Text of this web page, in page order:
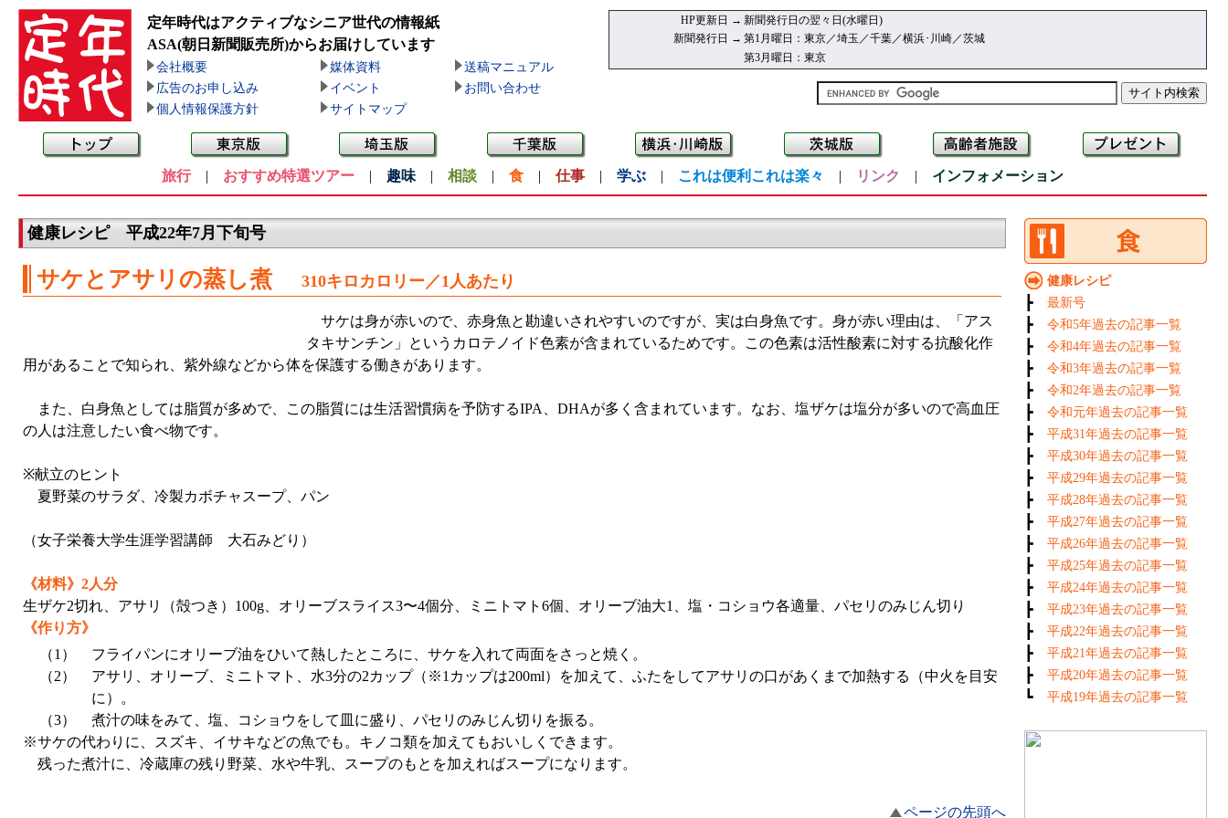
定年時代はアクティブなシニア世代の情報紙
ASA(朝日新聞販売所)からお届けしています
会社概要 媒体資料
送稿マニュアル
広告のお申し込み
イベント
お問い合わせ
個人情報保護方針
サイトマップ
HP更新日 → 新聞発行日の翌々日(水曜日)
新聞発行日 → 第1月曜日：東京／埼玉／千葉／横浜･川崎／茨城
第3月曜日：東京
旅行| おすすめ特選ツアー | 趣味 | 相談 | 食 | 仕事 | 学ぶ | これは便利これは楽々 | リンク | インフォメーション
健康レシピ 平成22年7月下旬号
サケとアサリの蒸し煮 310キロカロリー／1人あたり
サケは身が赤いので、赤身魚と勘違いされやすいのですが、実は白身魚です。身が赤い理由は、「アス
タキサンチン」というカロテノイド色素が含まれているためです。この色素は活性酸素に対する抗酸化作
用があることで知られ、紫外線などから体を保護する働きがあります。
また、白身魚としては脂質が多めで、この脂質には生活習慣病を予防するIPA、DHAが多く含まれています。なお、塩ザケは塩分が多いので高血圧
の人は注意したい食べ物です。
※献立のヒント
夏野菜のサラダ、冷製カボチャスープ、パン
（女子栄養大学生涯学習講師 大石みどり）
《材料》2人分
生ザケ2切れ、アサリ（殻つき）100g、オリーブスライス3〜4個分、ミニトマト6個、オリーブ油大1、塩・コショウ各適量、パセリのみじん切り
《作り方》
（1）
フライパンにオリーブ油をひいて熱したところに、サケを入れて両面をさっと焼く。
（2）
アサリ、オリーブ、ミニトマト、水3分の2カップ（※1カップは200ml）を加えて、ふたをしてアサリの口があくまで加熱する（中火を目安
に）。
（3）
煮汁の味をみて、塩、コショウをして皿に盛り、パセリのみじん切りを振る。
※サケの代わりに、スズキ、イサキなどの魚でも。キノコ類を加えてもおいしくできます。
残った煮汁に、冷蔵庫の残り野菜、水や牛乳、スープのもとを加えればスープになります。
ページの先頭へ
健康レシピ
┣ 最新号
┣ 令和5年過去の記事一覧
┣ 令和4年過去の記事一覧
┣ 令和3年過去の記事一覧
┣ 令和2年過去の記事一覧
┣ 令和元年過去の記事一覧
┣ 平成31年過去の記事一覧
┣ 平成30年過去の記事一覧
┣ 平成29年過去の記事一覧
┣ 平成28年過去の記事一覧
┣ 平成27年過去の記事一覧
┣ 平成26年過去の記事一覧
┣ 平成25年過去の記事一覧
┣ 平成24年過去の記事一覧
┣ 平成23年過去の記事一覧
┣ 平成22年過去の記事一覧
┣ 平成21年過去の記事一覧
┣ 平成20年過去の記事一覧
┗ 平成19年過去の記事一覧